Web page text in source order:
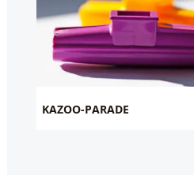
KAZOO-PARADE